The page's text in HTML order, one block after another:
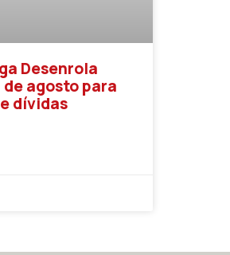
Desenrola
de agosto para
dívidas